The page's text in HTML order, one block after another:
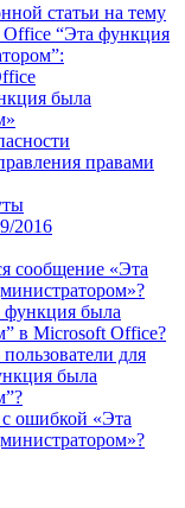
статьи на тему
“Эта функция
была
правами
2016
сообщение «Эта
была
в Microsoft Office?
для
была
ошибкой «Эта